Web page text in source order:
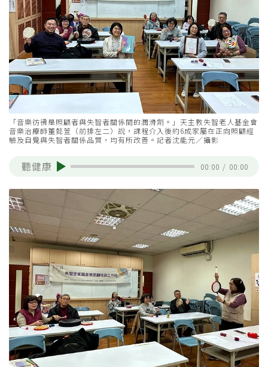
「音樂彷彿是照顧者與失智者關係間的潤滑劑。」天主教失智老人基金會
音樂治療師董懿萱（前排左二）說，課程介入後約6成家屬在正向照顧經
驗及自覺與失智者關係品質，均有所改善。記者沈能元／攝影
聽健康 00:00 / 00:00